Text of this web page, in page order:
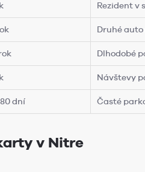
Rezident v
Druhé
Dlhodobé
Návštevy
dní Časté
v Nitre